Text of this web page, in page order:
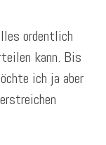
ordentlich
kann. Bis
ich ja aber